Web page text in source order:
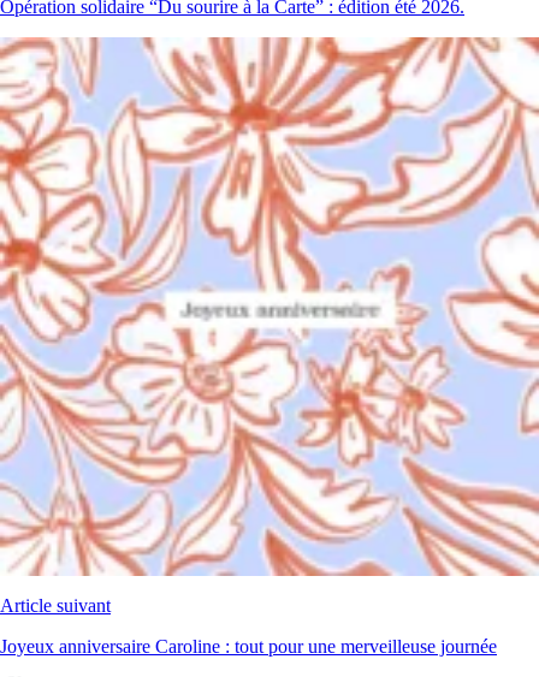
Opération solidaire “Du sourire à la Carte” : édition été 2026.
Article suivant
Joyeux anniversaire Caroline : tout pour une merveilleuse journée